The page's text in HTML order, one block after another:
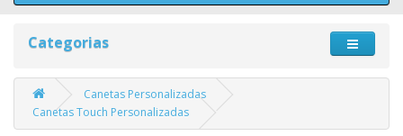
Categorias
Canetas Personalizadas
Canetas Touch Personalizadas